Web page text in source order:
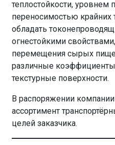
теплостойкости, уровнем
переносимостью крайних
обладать
огнестойкими
перемещения сырых
различные коэффициенты
текстурные поверхности.
В распоряжении
ассортимент
целей заказчика.